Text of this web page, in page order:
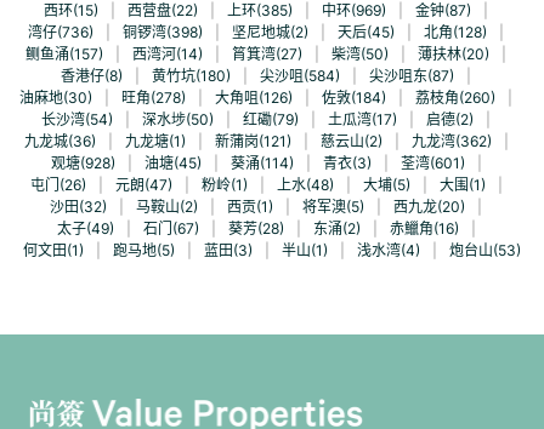
西环(15) 西营盘(22) 上环(385) 中环(969) 金钟(87)
湾仔(736)
铜锣湾(398) 坚尼地城(2) 天后(45) 北角(128)
鲗鱼涌(157)
西湾河(14) 筲箕湾(27) 柴湾(50) 薄扶林(20)
香港仔(8)
黄竹坑(180) 尖沙咀(584) 尖沙咀东(87)
油麻地(30)
旺角(278) 大角咀(126) 佐敦(184) 荔枝角(260)
长沙湾(54)
深水埗(50) 红磡(79) 土瓜湾(17) 启德(2)
九龙城(36)
九龙塘(1) 新蒲岗(121) 慈云山(2) 九龙湾(362)
观塘(928)
油塘(45) 葵涌(114) 青衣(3) 荃湾(601)
屯门(26)
元朗(47) 粉岭(1) 上水(48) 大埔(5) 大围(1)
沙田(32)
马鞍山(2) 西贡(1) 将军澳(5) 西九龙(20)
太子(49)
石门(67) 葵芳(28) 东涌(2) 赤鱲角(16)
何文田(1)
跑马地(5) 蓝田(3) 半山(1) 浅水湾(4) 炮台山(53)